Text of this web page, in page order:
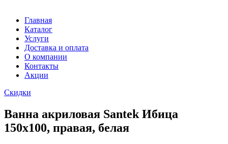
Главная
Каталог
Услуги
Доставка и оплата
О компании
Контакты
Акции
Скидки
Ванна акриловая Santek Ибица
150х100, правая, белая